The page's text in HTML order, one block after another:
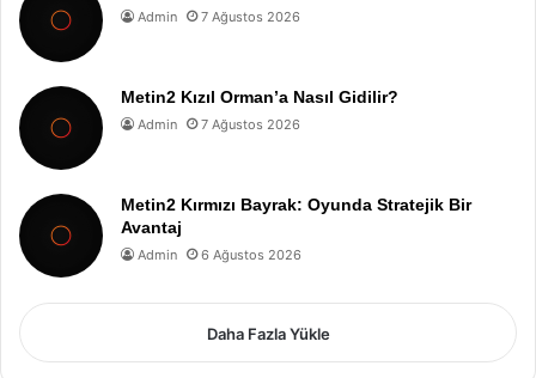
Admin 7 Ağustos 2026
Metin2 Kızıl Orman’a Nasıl Gidilir?
Admin 7 Ağustos 2026
Metin2 Kırmızı Bayrak: Oyunda Stratejik Bir
Avantaj
Admin 6 Ağustos 2026
Daha Fazla Yükle